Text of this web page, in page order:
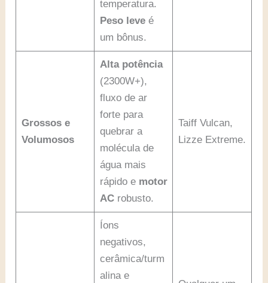
temperatura.
Peso leveé
um bônus.
Grossos e
Volumosos
Alta potência
(2300W+),
fluxo de ar
forte para
quebrar a
molécula de
água mais
rápido e motor
ACrobusto.
Taiff Vulcan,
Lizze Extreme.
Íons
negativos,
cerâmica/turm
alina e